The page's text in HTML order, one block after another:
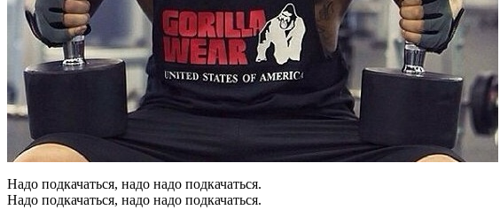
Надо подкачаться, надо надо подкачаться.
Надо подкачаться, надо надо подкачаться.